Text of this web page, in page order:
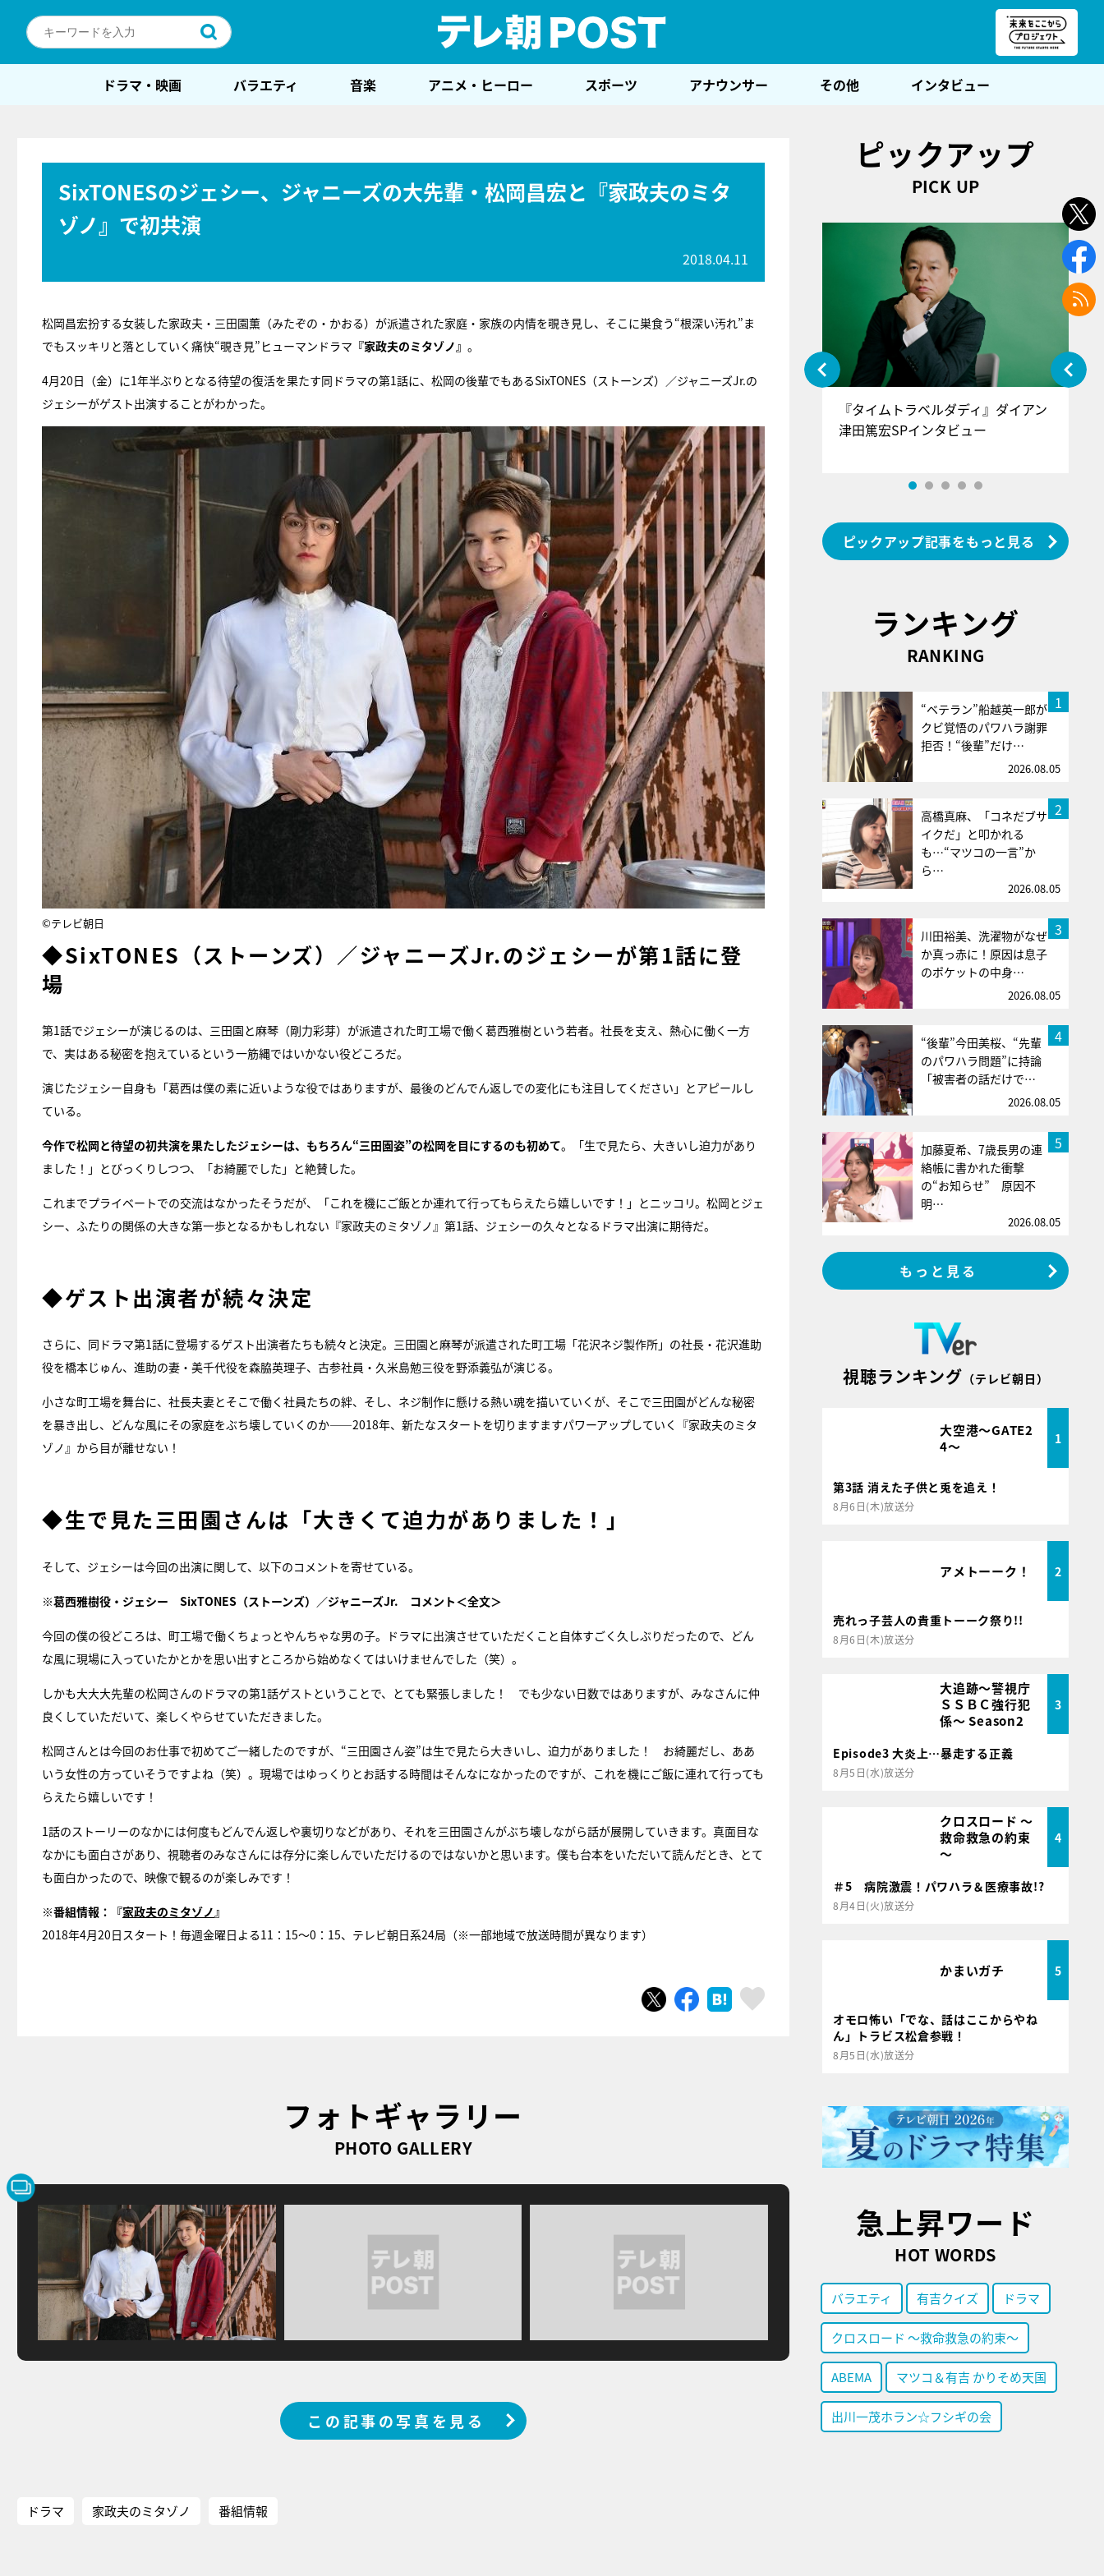
ドラマ・映画 バラエティ 音楽 アニメ・ヒーロー スポーツ アナウンサー その他 インタビュー
SixTONESのジェシー、ジャニーズの大先輩・松岡昌宏と『家政夫のミタ
ゾノ』で初共演
2018.04.11
松岡昌宏扮する女装した家政夫・三田園薫（みたぞの・かおる）が派遣された家庭・家族の内情を覗き見し、そこに巣食う“根深い汚れ”ま
でもスッキリと落としていく痛快“覗き見”ヒューマンドラマ 『家政夫のミタゾノ』 。
4月20日（金）に1年半ぶりとなる待望の復活を果たす同ドラマの第1話に、松岡の後輩でもあるSixTONES（ストーンズ）／ジャニーズJr.の
ジェシーがゲスト出演することがわかった。
©テレビ朝日
◆SixTONES（ストーンズ）／ジャニーズJr.のジェシーが第1話に登
場
第1話でジェシーが演じるのは、三田園と麻琴（剛力彩芽）が派遣された町工場で働く葛西雅樹という若者。社長を支え、熱心に働く一方
で、実はある秘密を抱えているという一筋縄ではいかない役どころだ。
演じたジェシー自身も「葛西は僕の素に近いような役ではありますが、最後のどんでん返しでの変化にも注目してください」とアピールし
ている。
今作で松岡と待望の初共演を果たしたジェシーは、もちろん“三田園姿”の松岡を目にするのも初めて。「生で見たら、大きいし迫力があり
ました！」とびっくりしつつ、「お綺麗でした」と絶賛した。
これまでプライベートでの交流はなかったそうだが、「これを機にご飯とか連れて行ってもらえたら嬉しいです！」とニッコリ。松岡とジェ
シー、ふたりの関係の大きな第一歩となるかもしれない『家政夫のミタゾノ』第1話、ジェシーの久々となるドラマ出演に期待だ。
◆ゲスト出演者が続々決定
さらに、同ドラマ第1話に登場するゲスト出演者たちも続々と決定。三田園と麻琴が派遣された町工場「花沢ネジ製作所」の社長・花沢進助
役を橋本じゅん、進助の妻・美千代役を森脇英理子、古参社員・久米島勉三役を野添義弘が演じる。
小さな町工場を舞台に、社長夫妻とそこで働く社員たちの絆、そし、ネジ制作に懸ける熱い魂を描いていくが、そこで三田園がどんな秘密
を暴き出し、どんな風にその家庭をぶち壊していくのか――2018年、新たなスタートを切りますますパワーアップしていく『家政夫のミタ
ゾノ』から目が離せない！
◆生で見た三田園さんは「大きくて迫力がありました！」
そして、ジェシーは今回の出演に関して、以下のコメントを寄せている。
※葛西雅樹役・ジェシー SixTONES（ストーンズ）／ジャニーズJr. コメント＜全文＞
今回の僕の役どころは、町工場で働くちょっとやんちゃな男の子。ドラマに出演させていただくこと自体すごく久しぶりだったので、どん
な風に現場に入っていたかとかを思い出すところから始めなくてはいけませんでした（笑）。
しかも大大大先輩の松岡さんのドラマの第1話ゲストということで、とても緊張しました！ でも少ない日数ではありますが、みなさんに仲
良くしていただいて、楽しくやらせていただきました。
松岡さんとは今回のお仕事で初めてご一緒したのですが、“三田園さん姿”は生で見たら大きいし、迫力がありました！ お綺麗だし、ああ
いう女性の方っていそうですよね（笑）。現場ではゆっくりとお話する時間はそんなになかったのですが、これを機にご飯に連れて行っても
らえたら嬉しいです！
1話のストーリーのなかには何度もどんでん返しや裏切りなどがあり、それを三田園さんがぶち壊しながら話が展開していきます。真面目な
なかにも面白さがあり、視聴者のみなさんには存分に楽しんでいただけるのではないかと思います。僕も台本をいただいて読んだとき、とて
も面白かったので、映像で観るのが楽しみです！
※番組情報：『家政夫のミタゾノ 』
2018年4月20日スタート！毎週金曜日よる11：15〜0：15、テレビ朝日系24局（※一部地域で放送時間が異なります）
ツイートシェア はてブ
フォトギャラリー
PHOTO GALLERY
この記事の写真を見る
ドラマ 家政夫のミタゾノ 番組情報
ピックアップ
PICK UP
E齋藤樹愛羅＆佐々木舞香SPインタ
ビュー
『タイムトラベルダディ』ダイアン
津田篤宏SPインタビュー
ピックアップ記事をもっと見る
ランキング
RANKING
1
“ベテラン”船越英一郎が
クビ覚悟のパワハラ謝罪
拒否！“後輩”だけ…
2026.08.05
2
高橋真麻、「コネだブサ
イクだ」と叩かれる
も…“マツコの一言”か
ら…
2026.08.05
3
川田裕美、洗濯物がなぜ
か真っ赤に！原因は息子
のポケットの中身…
2026.08.05
4
“後輩”今田美桜、“先輩
のパワハラ問題”に持論
「被害者の話だけで…
2026.08.05
5
加藤夏希、7歳長男の連
絡帳に書かれた衝撃
の“お知らせ” 原因不
明…
2026.08.05
もっと見る
視聴ランキング （テレビ朝日）
大空港～GATE2
4～
1
第3話 消えた子供と兎を追え！
8月6日(木)放送分
アメトーーク！ 2
売れっ子芸人の貴重トーーク祭り!!
8月6日(木)放送分
大追跡～警視庁
ＳＳＢＣ強行犯
係～ Season2
3
Episode3 大炎上…暴走する正義
8月5日(水)放送分
クロスロード ～
救命救急の約束
～
4
＃5 病院激震！パワハラ＆医療事故!?
8月4日(火)放送分
かまいガチ 5
オモロ怖い「でな、話はここからやね
ん」トラビス松倉参戦！
8月5日(水)放送分
急上昇ワード
HOT WORDS
バラエティ 有吉クイズ ドラマ
クロスロード ～救命救急の約束～
ABEMA マツコ＆有吉 かりそめ天国
出川一茂ホラン☆フシギの会